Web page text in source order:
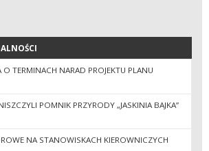
O TERMINACH NARAD PROJEKTU PLANU
POMNIK PRZYRODY „JASKINIA BAJKA”
NA STANOWISKACH KIEROWNICZYCH